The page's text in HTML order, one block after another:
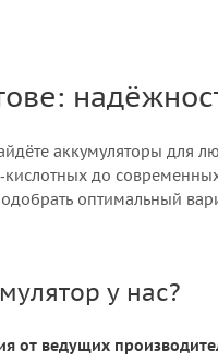
аккумуляторы
до
оптимальный
у нас?
от ведущих